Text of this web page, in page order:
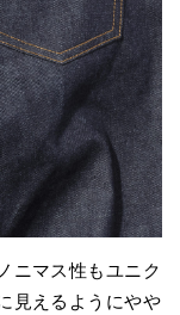
ニマス性もユニク
見えるようにやや